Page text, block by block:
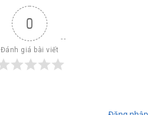
0
Đánh giá bài viết